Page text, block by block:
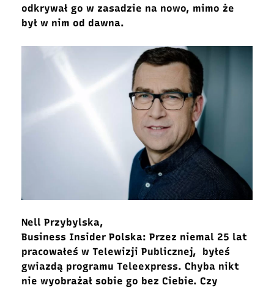
odkrywał go w zasadzie na nowo, mimo że
był w nim od dawna.
Nell Przybylska,
Business Insider Polska: Przez niemal 25 lat
pracowałeś w Telewizji Publicznej, byłeś
gwiazdą programu Teleexpress. Chyba nikt
nie wyobrażał sobie go bez Ciebie. Czy